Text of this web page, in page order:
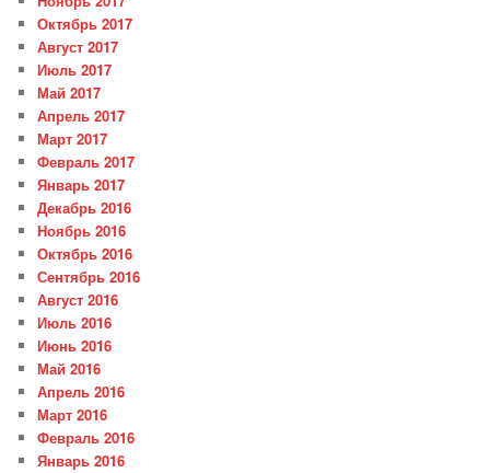
Октябрь 2017
Август 2017
Июль 2017
Май 2017
Апрель 2017
Март 2017
Февраль 2017
Январь 2017
Декабрь 2016
Ноябрь 2016
Октябрь 2016
Сентябрь 2016
Август 2016
Июль 2016
Июнь 2016
Май 2016
Апрель 2016
Март 2016
Февраль 2016
Январь 2016